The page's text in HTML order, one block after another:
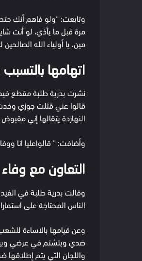
وتابعت: “ولو فاهم أنك
مرة قبل ما يأذي، لو
مين، يا أولياء الله
اتهامها
نشرت بدرية طلبة مقطع
قالوا عني قتلت جوزي وخدت
النهاردة يتقالها إني
وأضافت: ” قالواعليا انا
التعاون مع
وقالت بدرية طلبة في
الناس المحتاجة على
وعن قيامها بالاساءة
ضدي وبتشتم في عرضي
واللجان التي يتم إطلاقها